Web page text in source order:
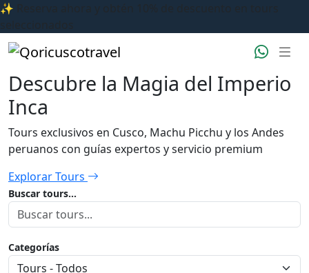
✨ Reserva ahora y obtén 10% de descuento en tours
Descubre la Magia del Imperio
Inca
Tours exclusivos en Cusco, Machu Picchu y los Andes
peruanos con guías expertos y servicio premium
Explorar Tours
Buscar tours...
Categorías